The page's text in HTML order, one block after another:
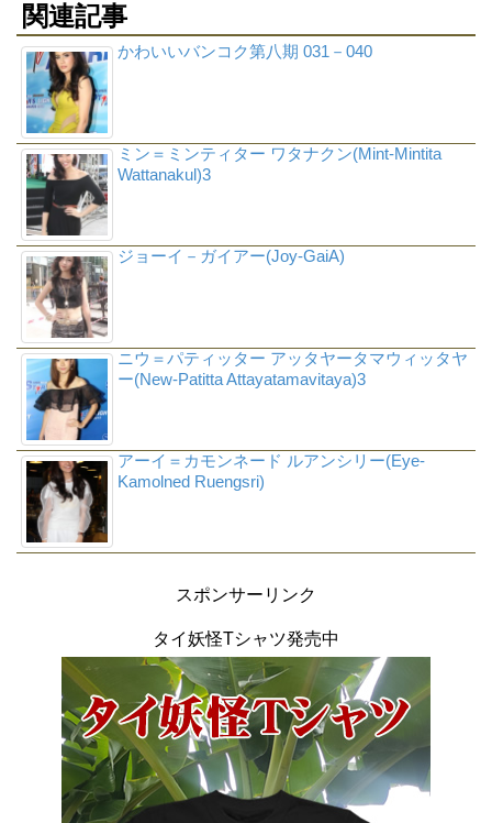
関連記事
かわいいバンコク第八期 031－040
ミン＝ミンティター ワタナクン(Mint-Mintita
Wattanakul)3
ジョーイ－ガイアー(Joy-GaiA)
ニウ＝パティッター アッタヤータマウィッタヤ
ー(New-Patitta Attayatamavitaya)3
アーイ＝カモンネード ルアンシリー(Eye-
Kamolned Ruengsri)
スポンサーリンク
タイ妖怪Tシャツ発売中